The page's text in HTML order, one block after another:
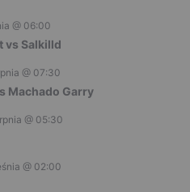
@ 06:00
vs Salkilld
@ 07:30
Machado Garry
@ 05:30
@ 02:00